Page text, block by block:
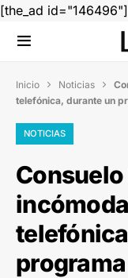
[the_ad id="146496"]
Inicio  Noticias 
telefónica, durante un
NOTICIAS